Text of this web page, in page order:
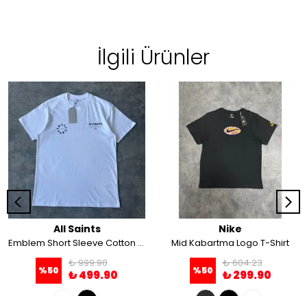
İlgili Ürünler
All Saints
Emblem Short Sleeve Cotton T-Shirt
%50
₺ 999.90
₺ 499.90
Nike
Mid Kabartma Logo T-Shirt
%50
₺ 604.23
₺ 299.90